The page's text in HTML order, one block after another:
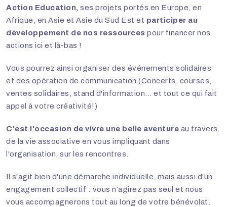
Action Education, ses projets portés en Europe, en
Afrique, en Asie et Asie du Sud Est et participer au
développement de nos ressources pour financer nos
actions ici et là-bas !
Vous pourrez ainsi organiser des événements solidaires
et des opération de communication (Concerts, courses,
ventes solidaires, stand d'information... et tout ce qui fait
appel à votre créativité!)
C'est l'occasion de vivre une belle aventure au travers
de la vie associative en vous impliquant dans
l'organisation, sur les rencontres.
Il s'agit bien d'une démarche individuelle, mais aussi d'un
engagement collectif : vous n’agirez pas seul et nous
vous accompagnerons tout au long de votre bénévolat.